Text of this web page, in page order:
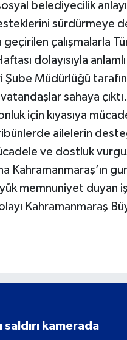
belediyecilik
sürdürmeye
çalışmalarla
dolayısıyla
Şube Müdürlüğü
sahaya
için kıyasıya
ailelerin
ve dostluk
Kahramanmaraş’ın
memnuniyet duyan
Kahramanmaraş
saldırı kamerada